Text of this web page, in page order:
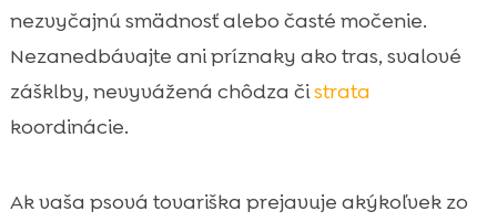
nezvyčajnú smädnosť alebo časté močenie.
Nezanedbávajte ani príznaky ako tras, svalové
zášklby, nevyvážená chôdza čistrata
koordinácie.
Ak vaša psová tovariška prejavuje akýkoľvek zo